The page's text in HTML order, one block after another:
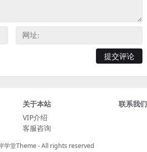
关于本站
VIP介绍
客服咨询
联系我们
学堂Theme- All rights reserved